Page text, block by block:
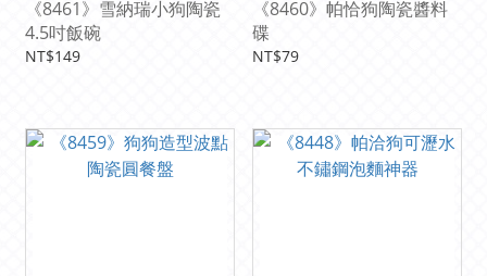
《8461》雪納瑞小狗陶瓷
4.5吋飯碗
NT$149
《8460》帕恰狗陶瓷醬料
碟
NT$79